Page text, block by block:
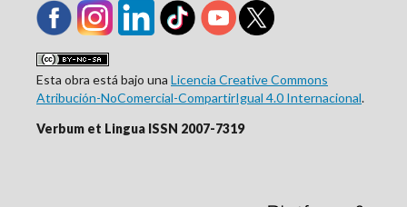
Esta obra está bajo una Licencia Creative Commons
Atribución-NoComercial-CompartirIgual 4.0 Internacional.
Verbum et Lingua ISSN 2007-7319